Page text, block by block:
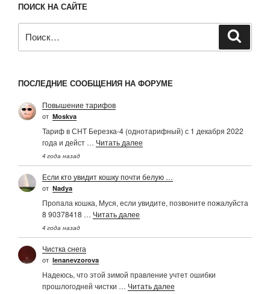
ПОИСК НА САЙТЕ
ПОСЛЕДНИЕ СООБЩЕНИЯ НА ФОРУМЕ
Повышение тарифов
от Moskva
Тариф в СНТ Березка-4 (однотарифный) с 1 декабря 2022
года и дейст … Читать далее
4 года назад
Если кто увидит кошку почти белую …
от Nadya
Пропала кошка, Муся, если увидите, позвоните пожалуйста
8 90378418 … Читать далее
4 года назад
Чистка снега
от Ienanevzorova
Надеюсь, что этой зимой правление учтет ошибки
прошлогодней чистки … Читать далее